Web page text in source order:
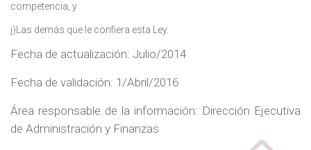
competencia, y
j)Las demás que le confiera esta Ley.
Fecha de actualización: Julio/2014
Fecha de validación: 1/Abril/2016
Área responsable de la información: Dirección Ejecutiva
de Administración y Finanzas